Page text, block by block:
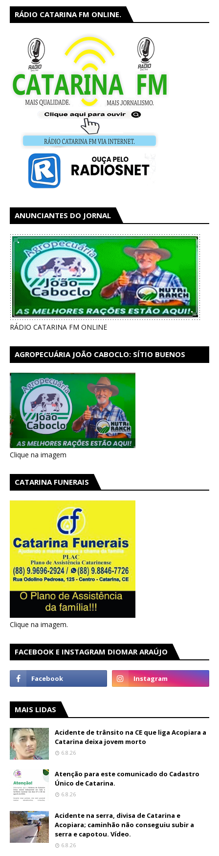
RÁDIO CATARINA FM ONLINE.
ANUNCIANTES DO JORNAL
RÁDIO CATARINA FM ONLINE
AGROPECUÁRIA JOÃO CABOCLO: SÍTIO BUENOS
Clique na imagem
CATARINA FUNERAIS
Clique na imagem.
FACEBOOK E INSTAGRAM DIOMAR ARAÚJO
MAIS LIDAS
Acidente de trânsito na CE que liga Acopiara a
Catarina deixa jovem morto
6.8.26
Atenção para este comunicado do Cadastro
Único de Catarina.
6.8.26
Acidente na serra, divisa de Catarina e
Acopiara; caminhão não conseguiu subir a
serra e capotou. Vídeo.
6.8.26